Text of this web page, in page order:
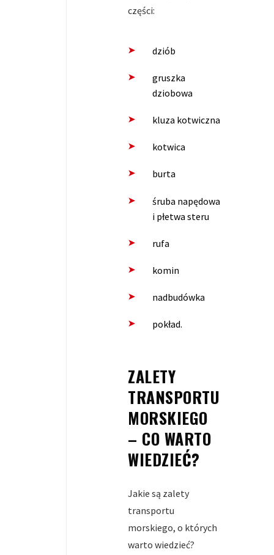
części:
dziób
gruszka
dziobowa
kluza kotwiczna
kotwica
burta
śruba napędowa
i płetwa steru
rufa
komin
nadbudówka
pokład.
ZALETY
TRANSPORTU
MORSKIEGO
– CO WARTO
WIEDZIEĆ?
Jakie są zalety
transportu
morskiego, o których
warto wiedzieć?